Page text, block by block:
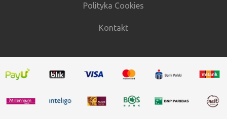
Polityka Cookies
Kontakt